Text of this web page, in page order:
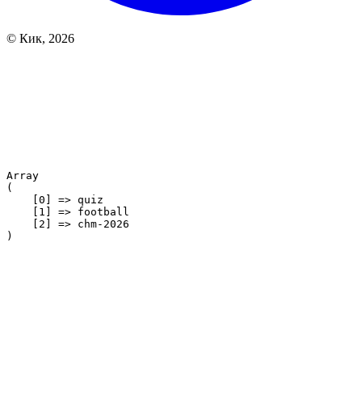
© Кик, 2026
Array
(
    [0] => quiz
    [1] => football
    [2] => chm-2026